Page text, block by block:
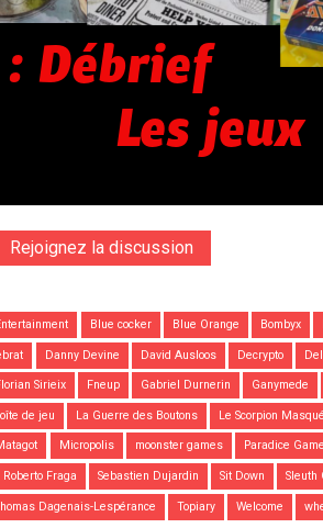
Rejoignez la discussion
Blue cocker Blue Orange Bombyx
Danny Devine David Ausloos Decrypto
Sirieix Fneup Gabriel Durnerin Ganymede
de jeu La Guerre des Boutons Le Scorpion Masqué
Micropolis moonster games Paradice
Roberto Fraga Sebastien Dujardin Sit Down Sleuth
Dagenais-Lespérance Topiary Welcome